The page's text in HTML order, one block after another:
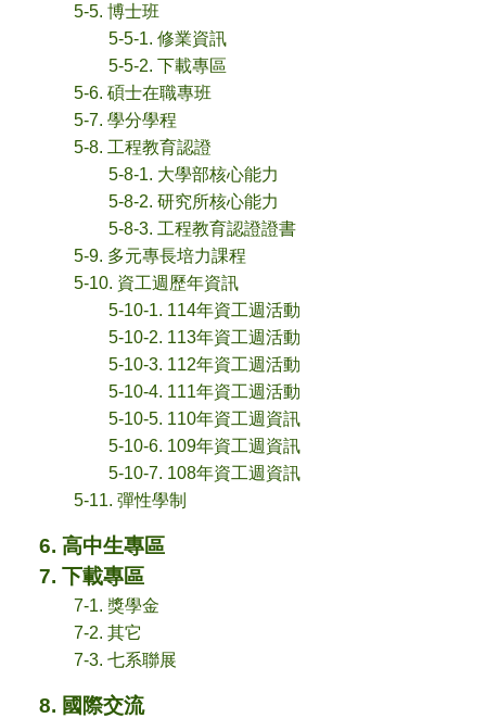
5-5. 博士班
5-5-1. 修業資訊
5-5-2. 下載專區
5-6. 碩士在職專班
5-7. 學分學程
5-8. 工程教育認證
5-8-1. 大學部核心能力
5-8-2. 研究所核心能力
5-8-3. 工程教育認證證書
5-9. 多元專長培力課程
5-10. 資工週歷年資訊
5-10-1. 114年資工週活動
5-10-2. 113年資工週活動
5-10-3. 112年資工週活動
5-10-4. 111年資工週活動
5-10-5. 110年資工週資訊
5-10-6. 109年資工週資訊
5-10-7. 108年資工週資訊
5-11. 彈性學制
6. 高中生專區
7. 下載專區
7-1. 獎學金
7-2. 其它
7-3. 七系聯展
8. 國際交流